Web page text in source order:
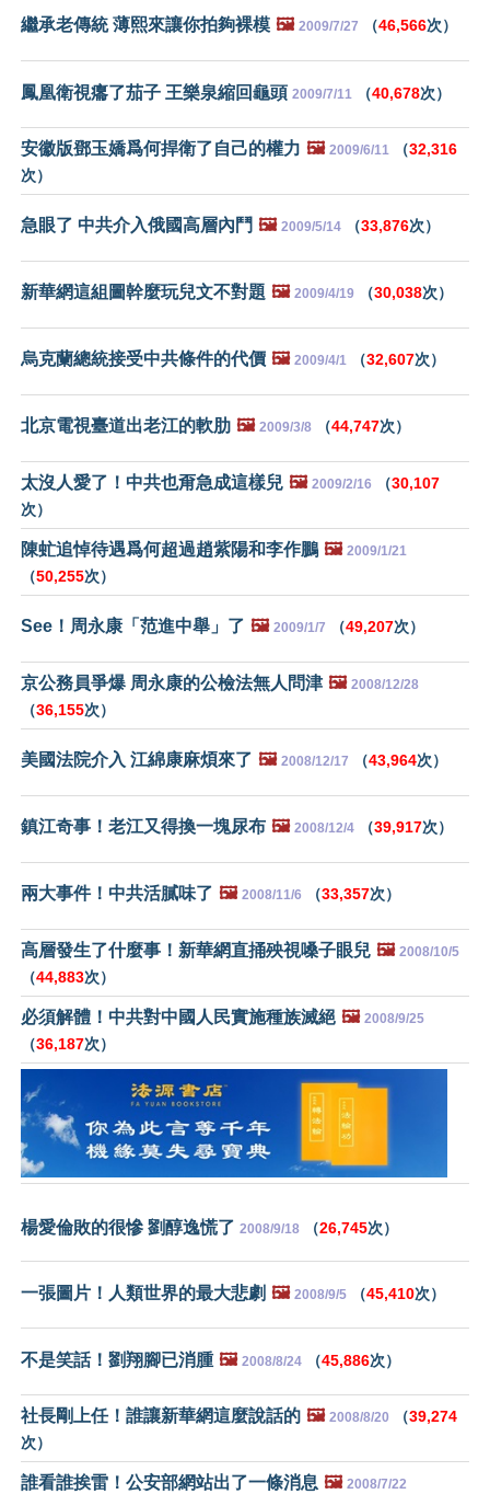
繼承老傳統 薄熙來讓你拍夠裸模 🖼️ 2009/7/27 （46,566次）
鳳凰衛視癟了茄子 王樂泉縮回龜頭 2009/7/11 （40,678次）
安徽版鄧玉嬌爲何捍衛了自己的權力 🖼️ 2009/6/11 （32,316
次）
急眼了 中共介入俄國高層內鬥 🖼️ 2009/5/14 （33,876次）
新華網這組圖幹麼玩兒文不對題 🖼️ 2009/4/19 （30,038次）
烏克蘭總統接受中共條件的代價 🖼️ 2009/4/1 （32,607次）
北京電視臺道出老江的軟肋 🖼️ 2009/3/8 （44,747次）
太沒人愛了！中共也甭急成這樣兒 🖼️ 2009/2/16 （30,107
次）
陳虻追悼待遇爲何超過趙紫陽和李作鵬 🖼️ 2009/1/21
（50,255次）
See！周永康「范進中舉」了 🖼️ 2009/1/7 （49,207次）
京公務員爭爆 周永康的公檢法無人問津 🖼️ 2008/12/28
（36,155次）
美國法院介入 江綿康麻煩來了 🖼️ 2008/12/17 （43,964次）
鎮江奇事！老江又得換一塊尿布 🖼️ 2008/12/4 （39,917次）
兩大事件！中共活膩味了 🖼️ 2008/11/6 （33,357次）
高層發生了什麼事！新華網直捅殃視嗓子眼兒 🖼️ 2008/10/5
（44,883次）
必須解體！中共對中國人民實施種族滅絕 🖼️ 2008/9/25
（36,187次）
楊愛倫敗的很慘 劉醇逸慌了 2008/9/18 （26,745次）
一張圖片！人類世界的最大悲劇 🖼️ 2008/9/5 （45,410次）
不是笑話！劉翔腳已消腫 🖼️ 2008/8/24 （45,886次）
社長剛上任！誰讓新華網這麼說話的 🖼️ 2008/8/20 （39,274
次）
誰看誰挨雷！公安部網站出了一條消息 🖼️ 2008/7/22